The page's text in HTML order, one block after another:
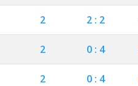
2 2 : 2
2 0 : 4
2 0 : 4